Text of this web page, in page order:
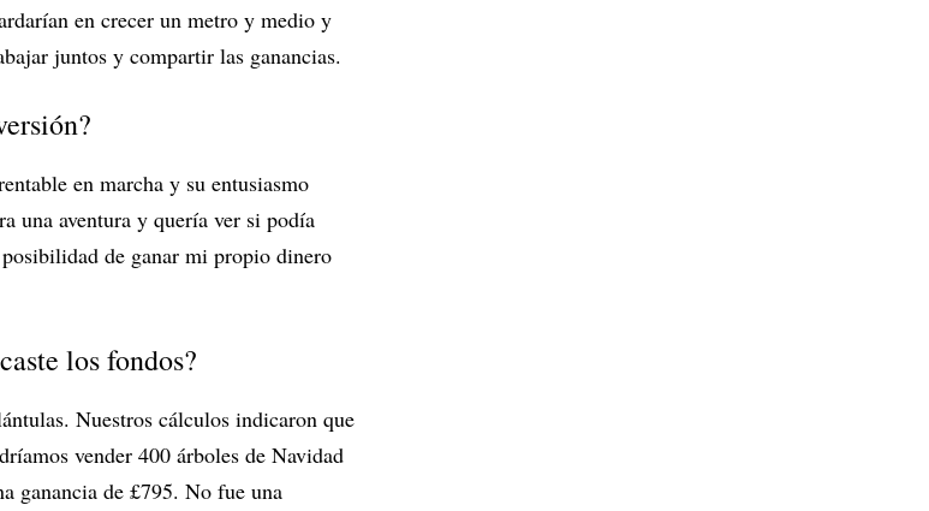
en crecer un metro y medio y
juntos y compartir las ganancias.
en marcha y su entusiasmo
una aventura y quería ver si podía
de ganar mi propio dinero
los fondos?
Nuestros cálculos indicaron que
vender 400 árboles de Navidad
ganancia de £795. No fue una